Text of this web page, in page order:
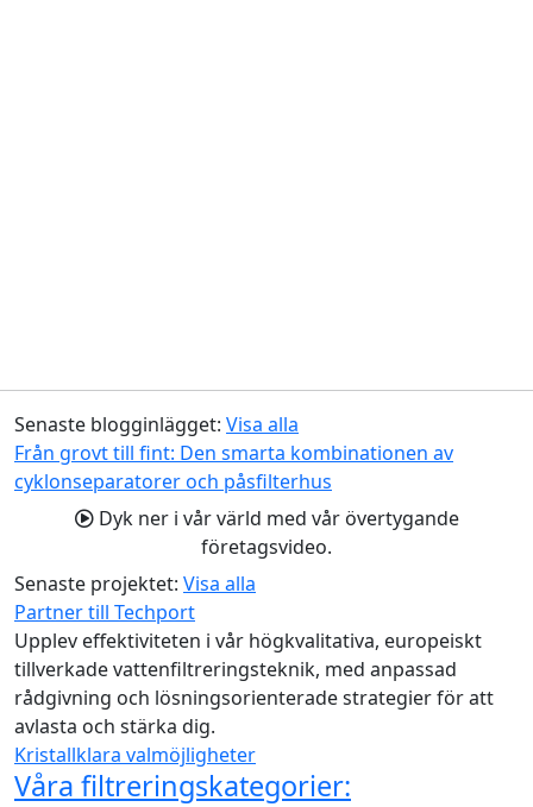
Senaste blogginlägget: Visa alla
Från grovt till fint: Den smarta kombinationen av
cyklonseparatorer och påsfilterhus
Dyk ner i vår värld med vår övertygande
företagsvideo.
Senaste projektet: Visa alla
Partner till Techport
Upplev effektiviteten i vår högkvalitativa, europeiskt
tillverkade vattenfiltreringsteknik, med anpassad
rådgivning och lösningsorienterade strategier för att
avlasta och stärka dig.
Kristallklara valmöjligheter
Våra filtreringskategorier: